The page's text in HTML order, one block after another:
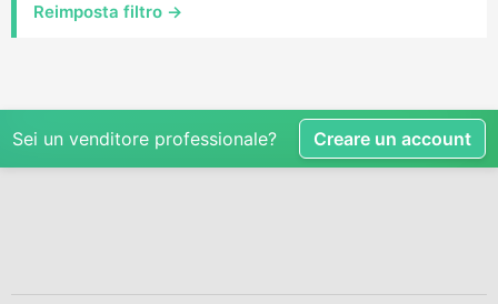
Reimposta filtro →
Sei un venditore professionale? Creare un account